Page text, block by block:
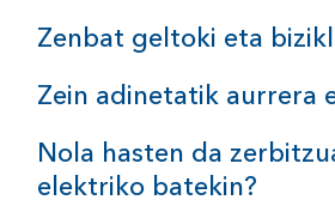
Zenbat geltoki eta
Zein adinetatik aurrera
Nola hasten da
elektriko batekin?